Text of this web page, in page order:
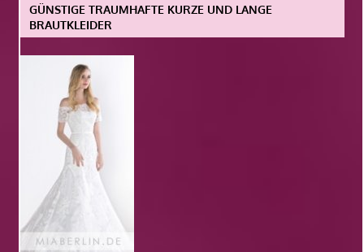
GÜNSTIGE TRAUMHAFTE KURZE UND LANGE
BRAUTKLEIDER